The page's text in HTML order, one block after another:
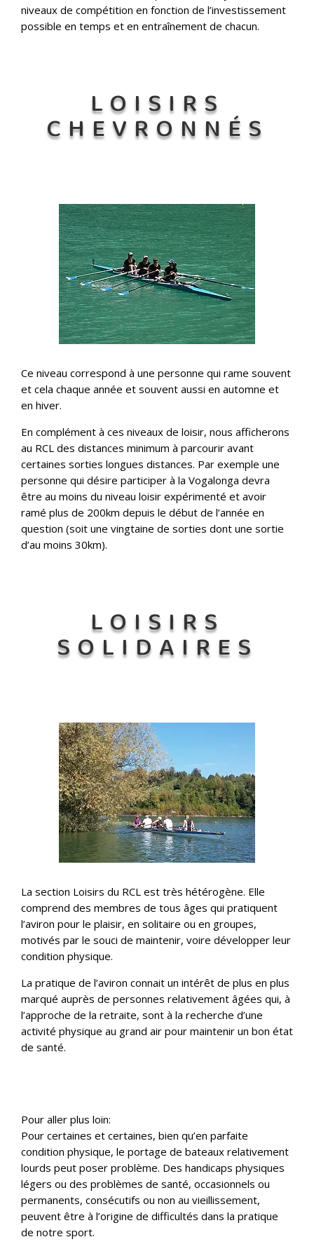
niveaux de compétition en fonction de l’investissement
possible en temps et en entraînement de chacun.
LOISIRS
CHEVRONNÉS
Ce niveau correspond à une personne qui rame souvent
et cela chaque année et souvent aussi en automne et
en hiver.
En complément à ces niveaux de loisir, nous afficherons
au RCL des distances minimum à parcourir avant
certaines sorties longues distances. Par exemple une
personne qui désire participer à la Vogalonga devra
être au moins du niveau loisir expérimenté et avoir
ramé plus de 200km depuis le début de l’année en
question (soit une vingtaine de sorties dont une sortie
d’au moins 30km).
LOISIRS
SOLIDAIRES
La section Loisirs du RCL est très hétérogène. Elle
comprend des membres de tous âges qui pratiquent
l’aviron pour le plaisir, en solitaire ou en groupes,
motivés par le souci de maintenir, voire développer leur
condition physique.
La pratique de l’aviron connait un intérêt de plus en plus
marqué auprès de personnes relativement âgées qui, à
l’approche de la retraite, sont à la recherche d’une
activité physique au grand air pour maintenir un bon état
de santé.
Pour aller plus loin:
Pour certaines et certaines, bien qu’en parfaite
condition physique, le portage de bateaux relativement
lourds peut poser problème. Des handicaps physiques
légers ou des problèmes de santé, occasionnels ou
permanents, consécutifs ou non au vieillissement,
peuvent être à l’origine de difficultés dans la pratique
de notre sport.